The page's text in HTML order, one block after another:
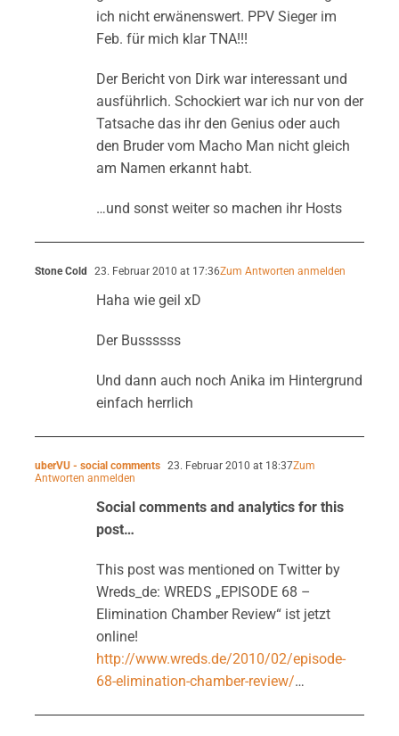
ich nicht erwänenswert. PPV Sieger im
Feb. für mich klar TNA!!!
Der Bericht von Dirk war interessant und
ausführlich. Schockiert war ich nur von der
Tatsache das ihr den Genius oder auch
den Bruder vom Macho Man nicht gleich
am Namen erkannt habt.
…und sonst weiter so machen ihr Hosts
Stone Cold 23. Februar 2010 at 17:36Zum Antworten anmelden
Haha wie geil xD
Der Bussssss
Und dann auch noch Anika im Hintergrund
einfach herrlich
uberVU - social comments 23. Februar 2010 at 18:37Zum
Antworten anmelden
Social comments and analytics for this
post…
This post was mentioned on Twitter by
Wreds_de: WREDS „EPISODE 68 –
Elimination Chamber Review“ ist jetzt
online!
http://www.wreds.de/2010/02/episode-
68-elimination-chamber-review/…